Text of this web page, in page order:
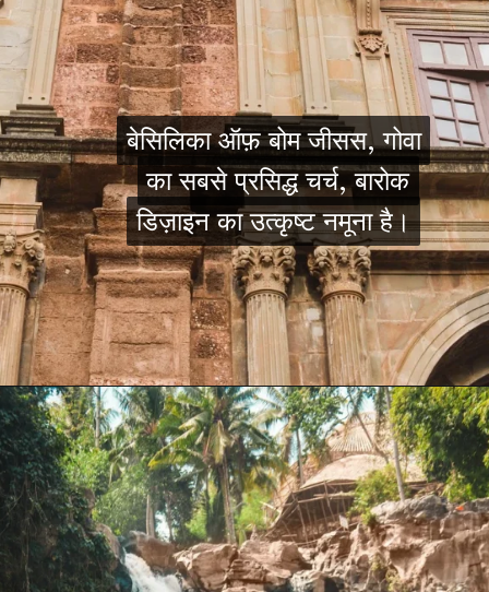
बेसिलिका ऑफ़ बोम जीसस, गोवा
का सबसे प्रसिद्ध चर्च, बारोक
डिज़ाइन का उत्कृष्ट नमूना है।
बेसिलिका ऑफ़ बोम जीसस, गोवा
का सबसे प्रसिद्ध चर्च, बारोक
डिज़ाइन का उत्कृष्ट नमूना है।